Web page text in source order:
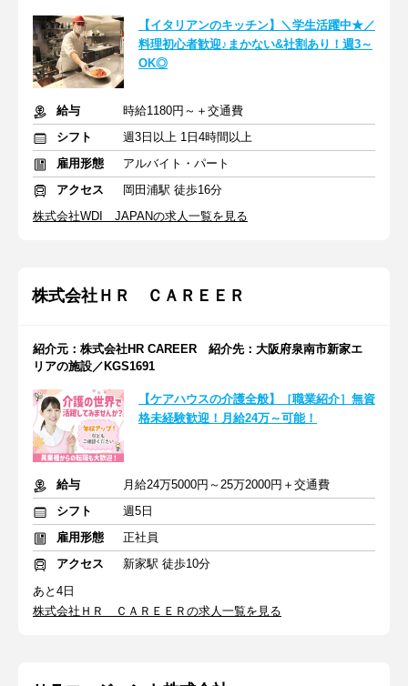
【イタリアンのキッチン】＼学生活躍中★／
料理初心者歓迎♪まかない&社割あり！週3～
OK◎
給与
時給1180円～＋交通費
シフト
週3日以上 1日4時間以上
雇用形態
アルバイト・パート
アクセス
岡田浦駅 徒歩16分
株式会社WDI JAPANの求人一覧を見る
株式会社ＨＲ ＣＡＲＥＥＲ
紹介元：株式会社HR CAREER 紹介先：大阪府泉南市新家エ
リアの施設／KGS1691
【ケアハウスの介護全般】［職業紹介］無資
格未経験歓迎！月給24万～可能！
給与
月給24万5000円～25万2000円＋交通費
シフト
週5日
雇用形態
正社員
アクセス
新家駅 徒歩10分
あと4日
株式会社ＨＲ ＣＡＲＥＥＲの求人一覧を見る